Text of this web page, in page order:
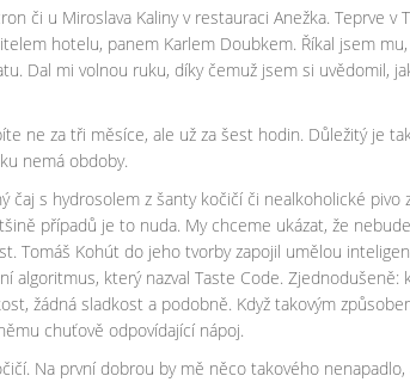
či u Miroslava Kaliny v restauraci Anežka. Teprve v
hotelu, panem Karlem Doubkem. Říkal jsem
Dal mi volnou ruku, díky čemuž jsem si uvědomil,
ne za tři měsíce, ale už za šest hodin. Důležitý je
nemá obdoby.
s hydrosolem z šanty kočičí či nealkoholické pivo
případů je to nuda. My chceme ukázat, že
Tomáš Kohút do jeho tvorby zapojil umělou
algoritmus, který nazval Taste Code. Zjednodušeně:
žádná sladkost a podobně. Když takovým
chuťově odpovídající nápoj.
Na první dobrou by mě něco takového nenapadlo,